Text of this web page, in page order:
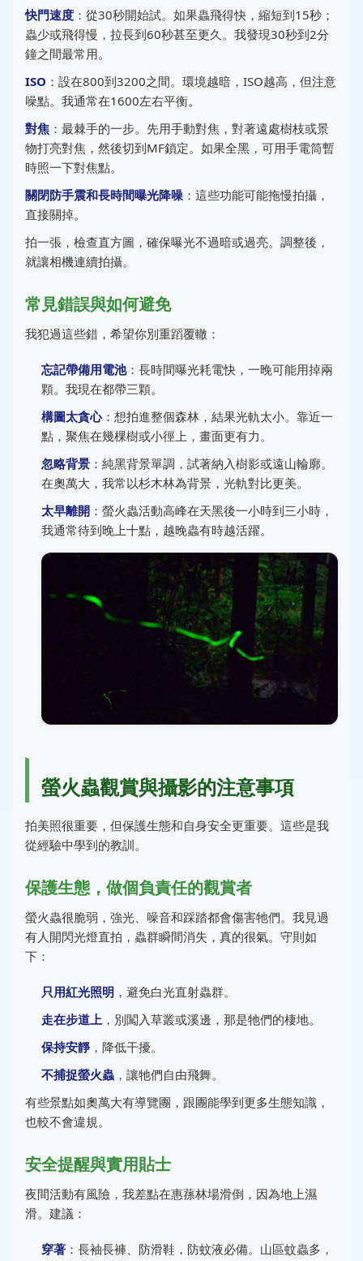
快門速度 ：從30秒開始試。如果蟲飛得快，縮短到15秒；
蟲少或飛得慢，拉長到60秒甚至更久。我發現30秒到2分
鐘之間最常用。
ISO ：設在800到3200之間。環境越暗，ISO越高，但注意
噪點。我通常在1600左右平衡。
對焦 ：最棘手的一步。先用手動對焦，對著遠處樹枝或景
物打亮對焦，然後切到MF鎖定。如果全黑，可用手電筒暫
時照一下對焦點。
關閉防手震和長時間曝光降噪 ：這些功能可能拖慢拍攝，
直接關掉。
拍一張，檢查直方圖，確保曝光不過暗或過亮。調整後，
就讓相機連續拍攝。
常見錯誤與如何避免
我犯過這些錯，希望你別重蹈覆轍：
忘記帶備用電池：長時間曝光耗電快，一晚可能用掉兩
顆。我現在都帶三顆。
構圖太貪心：想拍進整個森林，結果光軌太小。靠近一
點，聚焦在幾棵樹或小徑上，畫面更有力。
忽略背景 ：純黑背景單調，試著納入樹影或遠山輪廓。
在奧萬大，我常以杉木林為背景，光軌對比更美。
太早離開 ：螢火蟲活動高峰在天黑後一小時到三小時，
我通常待到晚上十點，越晚蟲有時越活躍。
螢火蟲觀賞與攝影的注意事項
拍美照很重要，但保護生態和自身安全更重要。這些是我
從經驗中學到的教訓。
保護生態，做個負責任的觀賞者
螢火蟲很脆弱，強光、噪音和踩踏都會傷害牠們。我見過
有人開閃光燈直拍，蟲群瞬間消失，真的很氣。守則如
下：
只用紅光照明 ，避免白光直射蟲群。
走在步道上 ，別闖入草叢或溪邊，那是牠們的棲地。
保持安靜，降低干擾。
不捕捉螢火蟲 ，讓牠們自由飛舞。
有些景點如奧萬大有導覽團，跟團能學到更多生態知識，
也較不會違規。
安全提醒與實用貼士
夜間活動有風險，我差點在惠蓀林場滑倒，因為地上濕
滑。建議：
穿著 ：長袖長褲、防滑鞋，防蚊液必備。山區蚊蟲多，